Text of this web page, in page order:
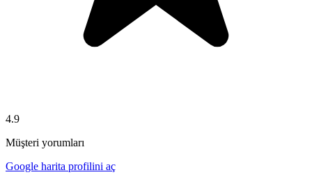
4.9
Müşteri yorumları
Google harita profilini aç